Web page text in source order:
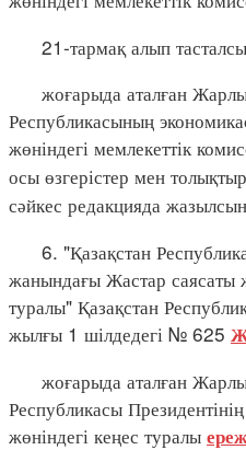
21-тармақ алып
жоғарыда аталған
Республикасының
жөніндегі мемлекеттік
осы өзгерістер мен
сәйкес редакцияда
6. "Қазақстан
жанындағы Жастар саясаты
туралы" Қазақстан
жылғы 1 шілдедегі № 625
жоғарыда аталған
Республикасы
жөніндегі кеңес туралы